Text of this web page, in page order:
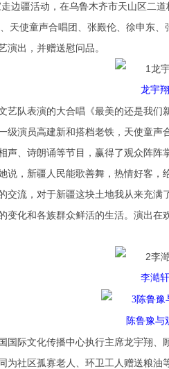
边疆活动，在乌鲁木齐市天山区二
天使童声合唱团、张殿伦、徐申东
演出，并赠送慰问品。
龙宇
艺队表演的大合唱《最美的还是我们
级演员高建新和搭档老铁，天使童
声、诗朗诵等节目，赢得了观众阵
说，新疆人民能歌善舞，热情好客
交流，对于新疆这块土地我从来充
变化和各族群众鲜活的生活。演出
李澔
陈鲁豫与
国际文化传播中心执行主席龙宇翔
为社区孤寡老人、环卫工人赠送粮